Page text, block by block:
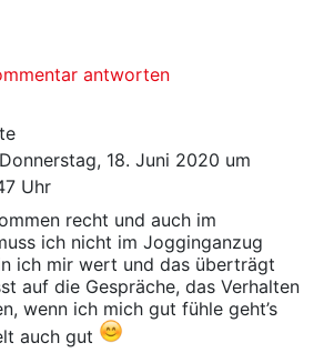
antworten
18. Juni 2020 um
Uhr
recht und auch im
ich nicht im Jogginganzug
ich mir wert und das überträgt
auf die Gespräche, das Verhalten
wenn ich mich gut fühle geht’s
auch gut